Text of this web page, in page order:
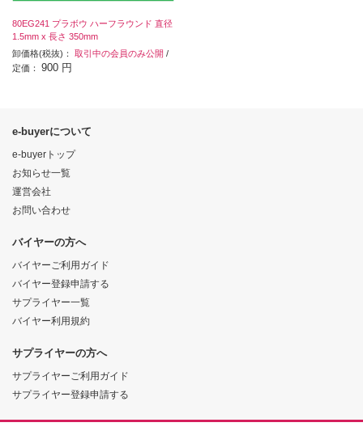
80EG241 プラボウ ハーフラウンド 直径
1.5mm x 長さ 350mm
卸価格(税抜)： 取引中の会員のみ公開 /
定価： 900 円
e-buyerについて
e-buyerトップ
お知らせ一覧
運営会社
お問い合わせ
バイヤーの方へ
バイヤーご利用ガイド
バイヤー登録申請する
サプライヤー一覧
バイヤー利用規約
サプライヤーの方へ
サプライヤーご利用ガイド
サプライヤー登録申請する